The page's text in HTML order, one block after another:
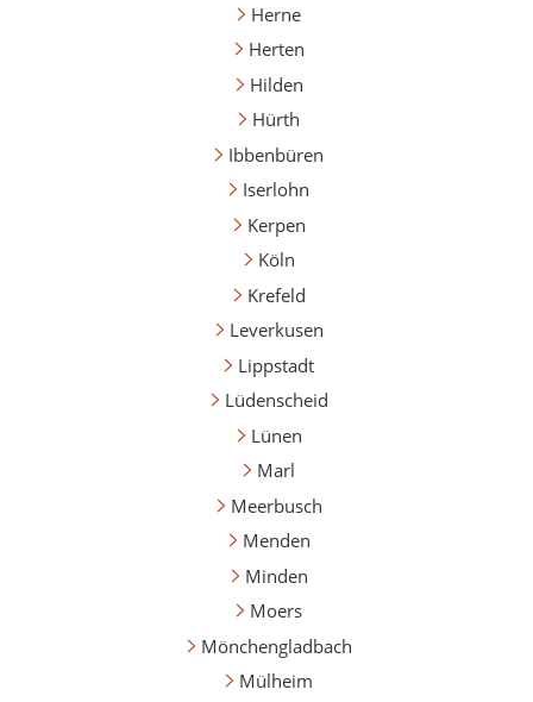
Herne
Herten
Hilden
Hürth
Ibbenbüren
Iserlohn
Kerpen
Köln
Krefeld
Leverkusen
Lippstadt
Lüdenscheid
Lünen
Marl
Meerbusch
Menden
Minden
Moers
Mönchengladbach
Mülheim